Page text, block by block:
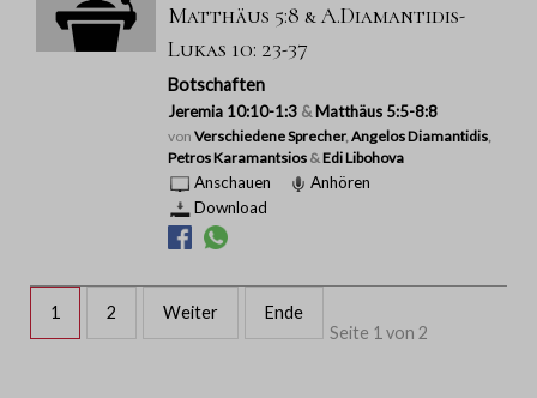
Matthäus 5:8 & A.Diamantidis-
Lukas 10: 23-37
Botschaften
Jeremia 10:10-1:3 & Matthäus 5:5-8:8
von Verschiedene Sprecher, Angelos Diamantidis
Petros Karamantsios & Edi Libohova
Anschauen
Anhören
Download
1 2 Weiter
Ende
Seite 1 von 2